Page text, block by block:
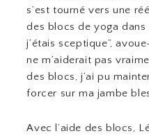
s’est tourné vers une
des blocs de yoga dans
j’étais sceptique”,
ne m’aiderait pas
des blocs, j’ai pu
forcer sur ma jambe
Avec l’aide des blocs,